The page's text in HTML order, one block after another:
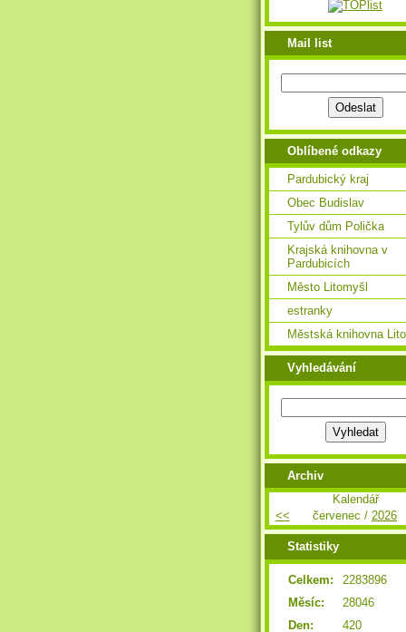
Mail list
Oblíbené odkazy
Pardubický kraj
Obec Budislav
Tylův dům Polička
Krajská knihovna v
Pardubicích
Město Litomyšl
estranky
Městská knihovna
Vyhledávání
Archiv
Kalendář
<<
červenec / 2026
Statistiky
Celkem:
2283896
Měsíc:
28046
Den:
420